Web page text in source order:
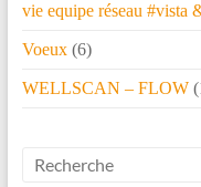
vie equipe réseau #vista
Voeux(6)
WELLSCAN – FLOW